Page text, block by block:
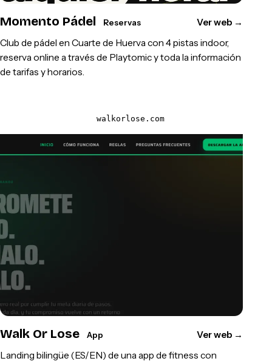
Momento Pádel Reservas Ver web →
Club de pádel en Cuarte de Huerva con 4 pistas indoor,
reserva online a través de Playtomic y toda la información
de tarifas y horarios.
walkorlose.com
Walk Or Lose App Ver web →
Landing bilingüe (ES/EN) de una app de fitness con